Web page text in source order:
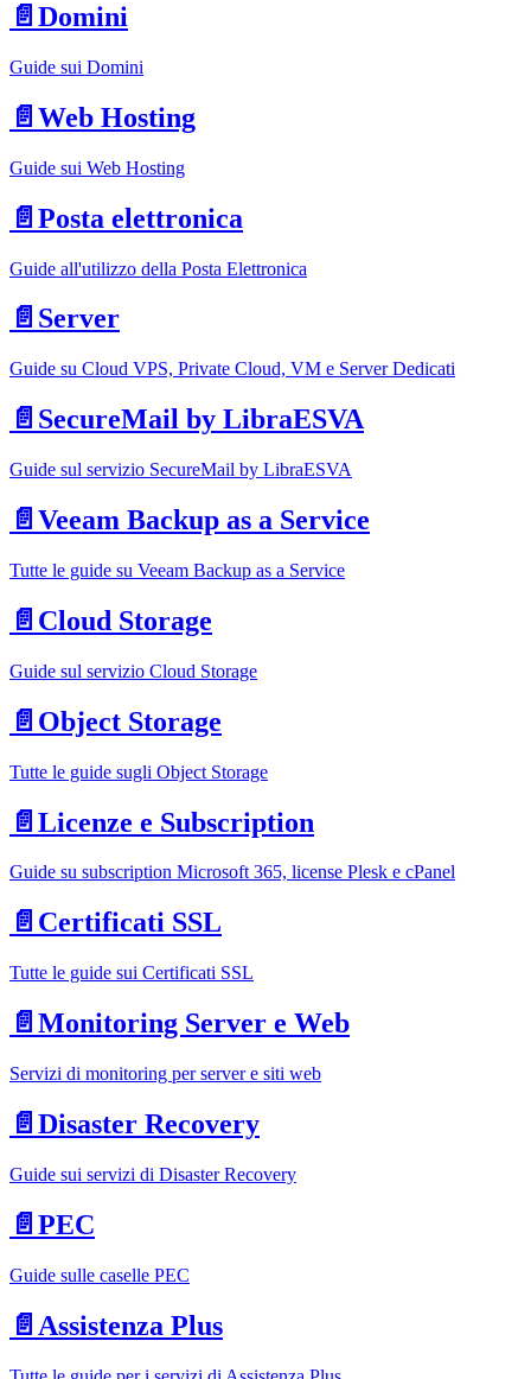
📄️ Domini
Guide sui Domini
📄️ Web Hosting
Guide sui Web Hosting
📄️ Posta elettronica
Guide all'utilizzo della Posta Elettronica
📄️ Server
Guide su Cloud VPS, Private Cloud, VM e Server Dedicati
📄️ SecureMail by LibraESVA
Guide sul servizio SecureMail by LibraESVA
📄️ Veeam Backup as a Service
Tutte le guide su Veeam Backup as a Service
📄️ Cloud Storage
Guide sul servizio Cloud Storage
📄️ Object Storage
Tutte le guide sugli Object Storage
📄️ Licenze e Subscription
Guide su subscription Microsoft 365, license Plesk e cPanel
📄️ Certificati SSL
Tutte le guide sui Certificati SSL
📄️ Monitoring Server e Web
Servizi di monitoring per server e siti web
📄️ Disaster Recovery
Guide sui servizi di Disaster Recovery
📄️ PEC
Guide sulle caselle PEC
📄️ Assistenza Plus